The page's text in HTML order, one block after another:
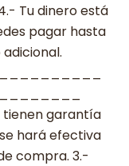
Tu dinero está
pagar hasta
tienen garantía
hará efectiva
compra. 3.-